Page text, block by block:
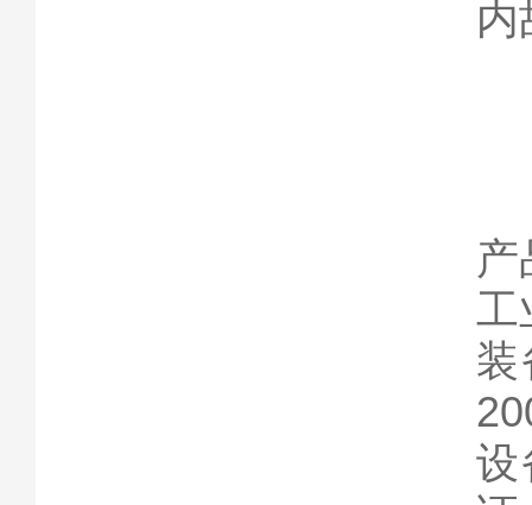
内
产
工
设